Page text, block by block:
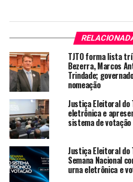
TJTO forma lista
Bezerra, Marcos
Trindade;
nomeação
Justiça Eleitoral do
eletrônica e
sistema de votação
Justiça Eleitoral do
Semana Nacional
urna eletrônica e